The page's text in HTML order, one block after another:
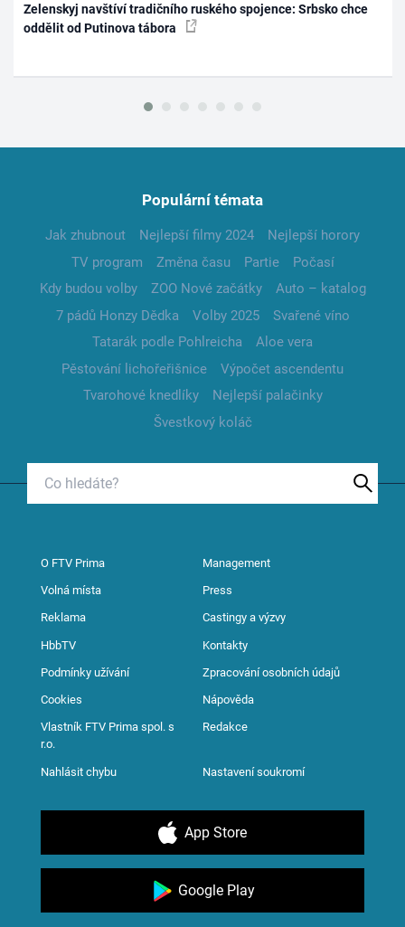
Zelenskyj navštíví tradičního ruského spojence: Srbsko chce
oddělit od Putinova tábora
Populární témata
Jak zhubnout Nejlepší filmy 2024
Nejlepší horory
TV program
Změna času Partie
Počasí
Kdy budou volby
ZOO Nové začátky
Auto – katalog
7 pádů Honzy Dědka
Volby 2025
Svařené víno
Tatarák podle Pohlreicha
Aloe vera
Pěstování lichořeřišnice
Výpočet ascendentu
Tvarohové knedlíky
Nejlepší palačinky
Švestkový koláč
O FTV Prima Management
Volná místa Press
Reklama Castingy a výzvy
HbbTV Kontakty
Podmínky užívání Zpracování osobních údajů
Cookies Nápověda
Vlastník FTV Prima spol. s
r.o.
Redakce
Nahlásit chybu Nastavení soukromí
App Store
Google Play